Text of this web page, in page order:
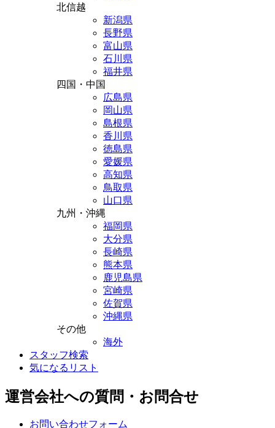
北信越
新潟県
長野県
富山県
石川県
福井県
四国・中国
広島県
岡山県
島根県
香川県
徳島県
愛媛県
高知県
鳥取県
山口県
九州・沖縄
福岡県
大分県
長崎県
熊本県
鹿児島県
宮崎県
佐賀県
沖縄県
その他
海外
スタッフ検索
気になるリスト
運営会社への質問・お問合せ
お問い合わせフォーム